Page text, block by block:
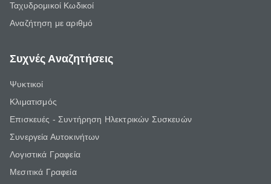
Ταχυδρομικοί Κωδικοί
Αναζήτηση με αριθμό
Συχνές Αναζητήσεις
Ψυκτικοί
Κλιματισμός
Επισκευές - Συντήρηση Ηλεκτρικών Συσκευών
Συνεργεία Αυτοκινήτων
Λογιστικά Γραφεία
Μεσιτικά Γραφεία